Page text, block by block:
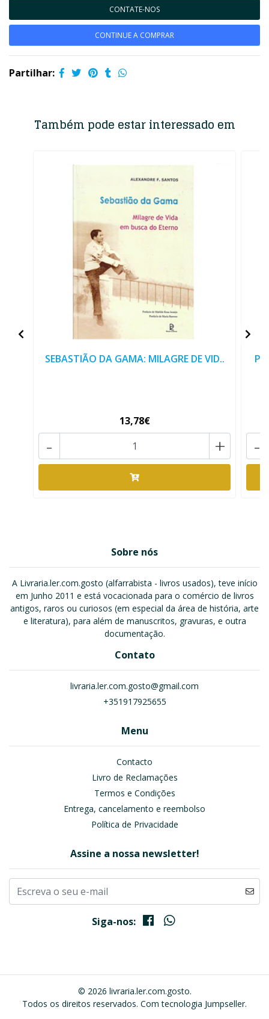
CONTATE-NOS
CONTINUE A COMPRAR
Partilhar:
Também pode estar interessado em
SEBASTIÃO DA GAMA: MILAGRE DE VID..
13,78€
+
- -
Sobre nós
A Livraria.ler.com.gosto (alfarrabista - livros usados), teve início
em Junho 2011 e está vocacionada para o comércio de livros
antigos, raros ou curiosos (em especial da área de história, arte
e literatura), para além de manuscritos, gravuras, e outra
documentação.
Contato
livraria.ler.com.gosto@gmail.com
+351917925655
Menu
Contacto
Livro de Reclamações
Termos e Condições
Entrega, cancelamento e reembolso
Política de Privacidade
Assine a nossa newsletter!
Siga-nos:
© 2026 livraria.ler.com.gosto.
Todos os direitos reservados. Com tecnologia Jumpseller.